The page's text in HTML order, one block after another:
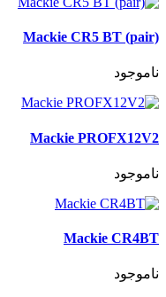
Mackie CR5 BT (pair)
ناموجود
Mackie PROFX12V2
ناموجود
Mackie CR4BT
ناموجود